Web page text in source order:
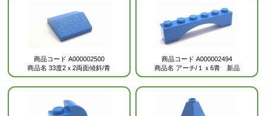
商品コード A000002500
商品名 33度2ｘ2両面傾斜/青
商品コード A000002494
商品名 アーチ/１ｘ6青 新品